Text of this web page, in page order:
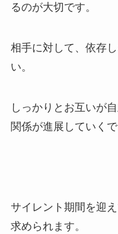
るのが大切です。
相手に対して、依存
い。
しっかりとお互いが
関係が進展していくで
サイレント期間を迎
求められます。